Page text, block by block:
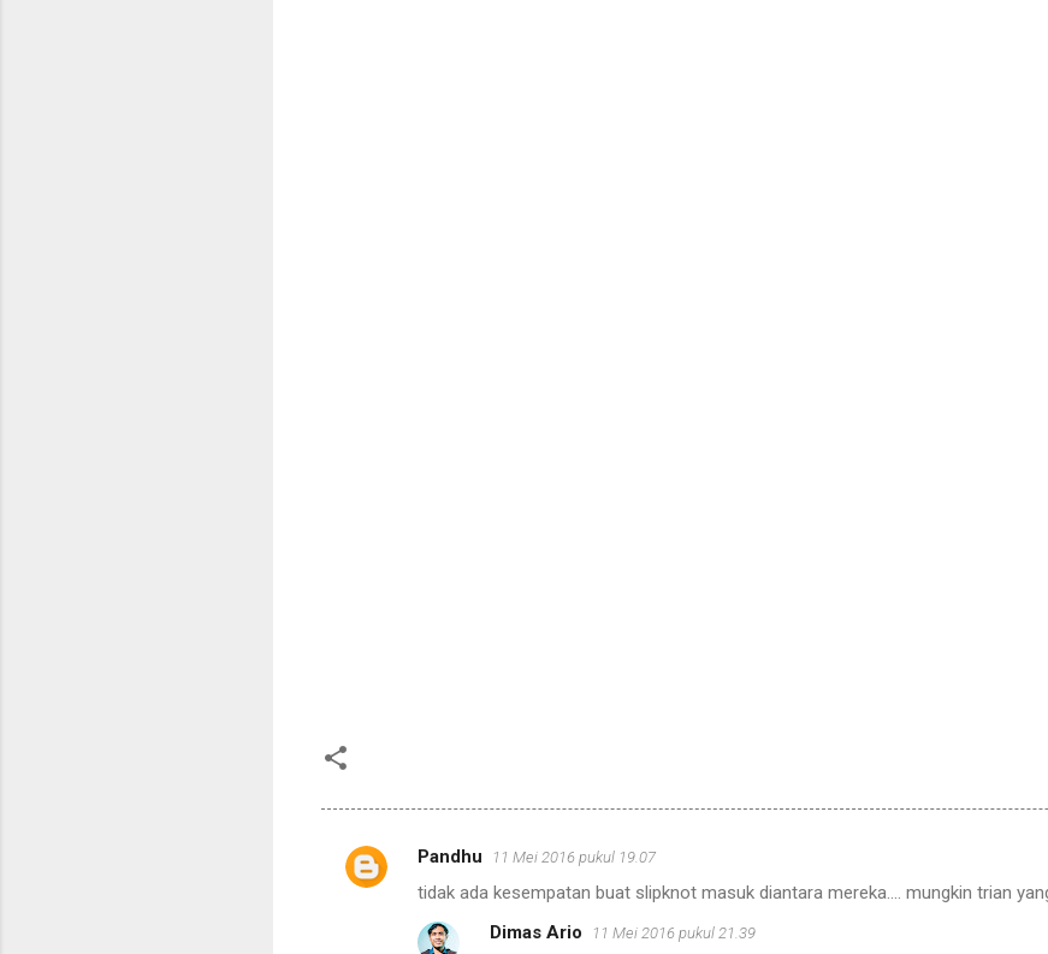
K
Pandhu 11 Mei 2016 pukul 19.07
tidak ada kesempatan buat slipknot masuk diantara mereka.... mungkin trian
Dimas Ario 11 Mei 2016 pukul 21.39